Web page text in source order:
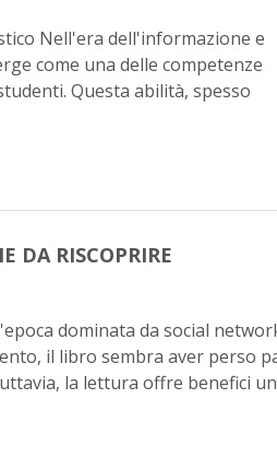
Nell'era dell'informazione e
come una delle competenze
Questa abilità, spesso
DA RISCOPRIRE
dominata da social
il libro sembra aver perso
la lettura offre benefici